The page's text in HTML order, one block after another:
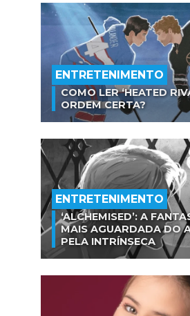
ENTRETENIMENTO
COMO LER ‘HEATED
ORDEM CERTA?
ENTRETENIMENTO
‘ALCHEMISED’: A
MAIS AGUARDADA DO
PELA INTRÍNSECA